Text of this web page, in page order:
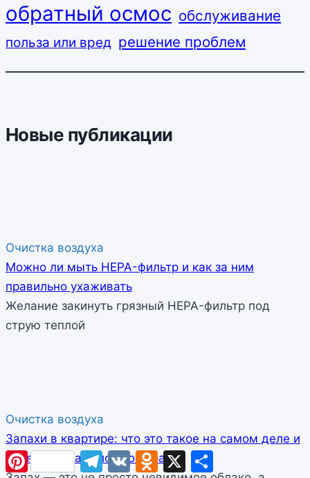
обратный осмос обслуживание
польза или вред решение проблем
Новые публикации
Очистка воздуха
Можно ли мыть HEPA-фильтр и как за ним
правильно ухаживать
Желание закинуть грязный HEPA-фильтр под
струю теплой
Очистка воздуха
Запахи в квартире: что это такое на самом деле и
почему их так сложно убрать
Pinterest Telegram
VK Odnoklassniki
X